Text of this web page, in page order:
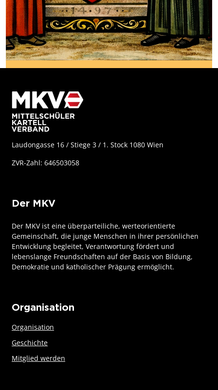
Laudongasse 16 / Stiege 3 / 1. Stock 1080 Wien
ZVR-Zahl: 646503058
Der MKV
Der MKV ist eine überparteiliche, werteorientierte
Gemeinschaft, die junge Menschen in ihrer persönlichen
Entwicklung begleitet, Verantwortung fördert und
lebenslange Freundschaften auf der Basis von Bildung,
Demokratie und katholischer Prägung ermöglicht.
Organisation
Organisation
Geschichte
Mitglied werden